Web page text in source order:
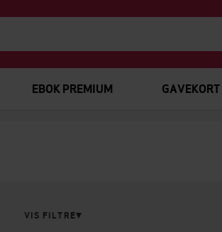
EBOK PREMIUM GAVEKORT
VIS FILTRE